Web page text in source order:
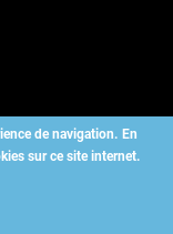
de navigation. En
sur ce site internet.